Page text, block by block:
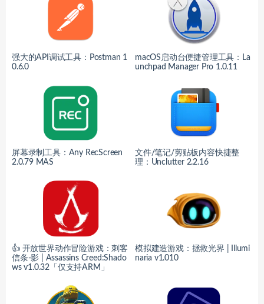
强大的API调试工具：Postman 1
0.6.0
macOS启动台便捷管理工具：La
unchpad Manager Pro 1.0.11
屏幕录制工具：Any RecScreen
2.0.79 MAS
文件/笔记/剪贴板内容快捷整
理：Unclutter 2.2.16
👍 开放世界动作冒险游戏：刺客
信条-影 | Assassins Creed:Shado
ws v1.0.32「仅支持ARM」
模拟建造游戏：拯救光界 | Illumi
naria v1.010